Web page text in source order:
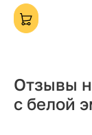
Отзывы
с белой